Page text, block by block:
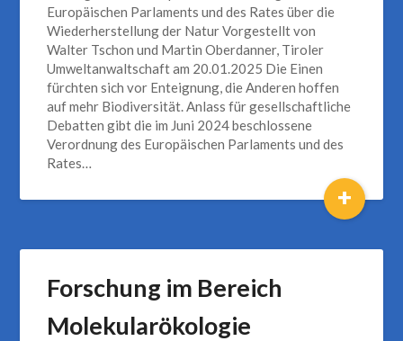
Europäischen Parlaments und des Rates über die
Wiederherstellung der Natur Vorgestellt von
Walter Tschon und Martin Oberdanner, Tiroler
Umweltanwaltschaft am 20.01.2025 Die Einen
fürchten sich vor Enteignung, die Anderen hoffen
auf mehr Biodiversität. Anlass für gesellschaftliche
Debatten gibt die im Juni 2024 beschlossene
Verordnung des Europäischen Parlaments und des
Rates…
+
Forschung im Bereich
Molekularökologie